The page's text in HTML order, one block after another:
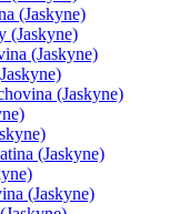
(Jaskyne)
(Jaskyne)
(Jaskyne)
(Jaskyne)
(Jaskyne)
(Jaskyne)